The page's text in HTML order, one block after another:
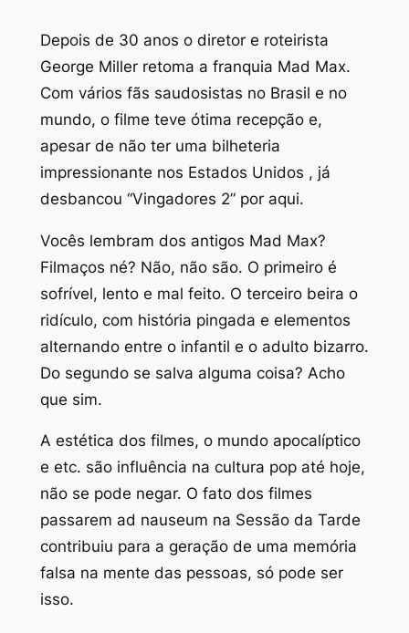
Depois de 30 anos o diretor e roteirista
George Miller retoma a franquia Mad Max.
Com vários fãs saudosistas no Brasil e no
mundo, o filme teve ótima recepção e,
apesar de não ter uma bilheteria
impressionante nos Estados Unidos , já
desbancou “Vingadores 2” por aqui.
Vocês lembram dos antigos Mad Max?
Filmaços né? Não, não são. O primeiro é
sofrível, lento e mal feito. O terceiro beira o
ridículo, com história pingada e elementos
alternando entre o infantil e o adulto bizarro.
Do segundo se salva alguma coisa? Acho
que sim.
A estética dos filmes, o mundo apocalíptico
e etc. são influência na cultura pop até hoje,
não se pode negar. O fato dos filmes
passarem ad nauseum na Sessão da Tarde
contribuiu para a geração de uma memória
falsa na mente das pessoas, só pode ser
isso.